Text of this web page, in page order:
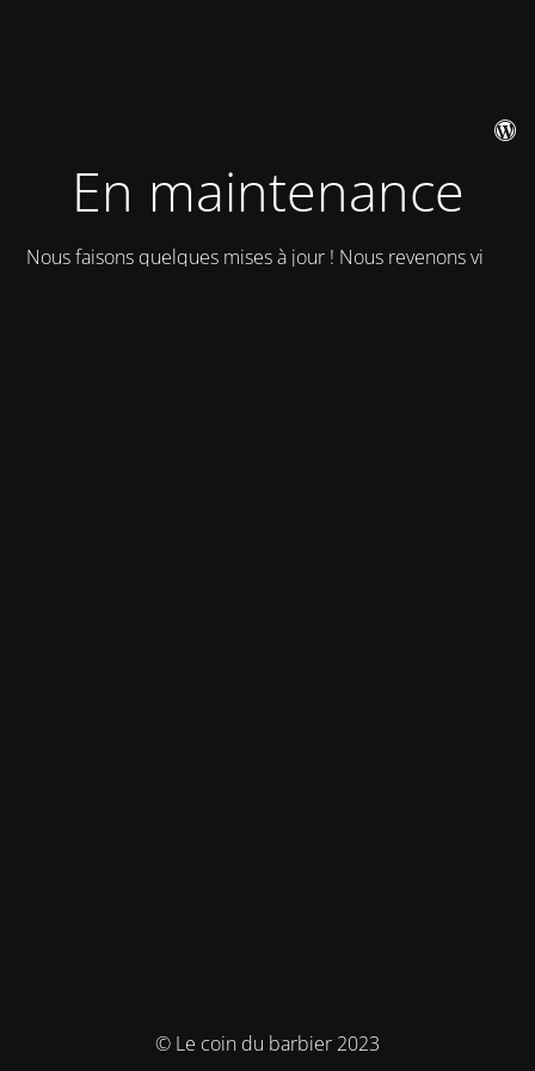
En maintenance
Nous faisons quelques mises à jour ! Nous revenons vite !
© Le coin du barbier 2023